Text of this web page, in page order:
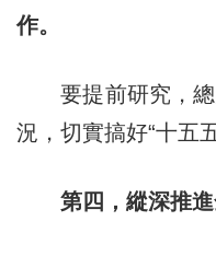
作。
要提前研究，總
況，切實搞好“十五
第四，縱深推進